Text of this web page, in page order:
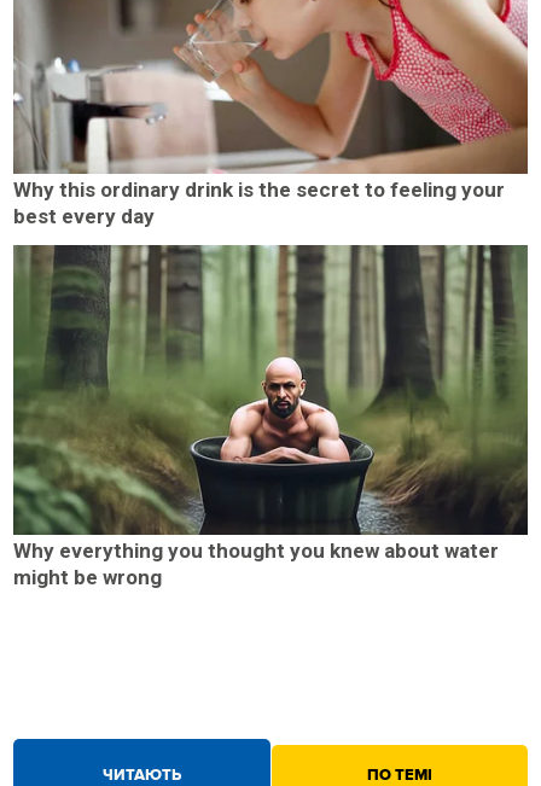
ЧИТАЮТЬ ПО ТЕМІ
Why this ordinary drink is the secret to feeling your
best every day
Why everything you thought you knew about water
might be wrong